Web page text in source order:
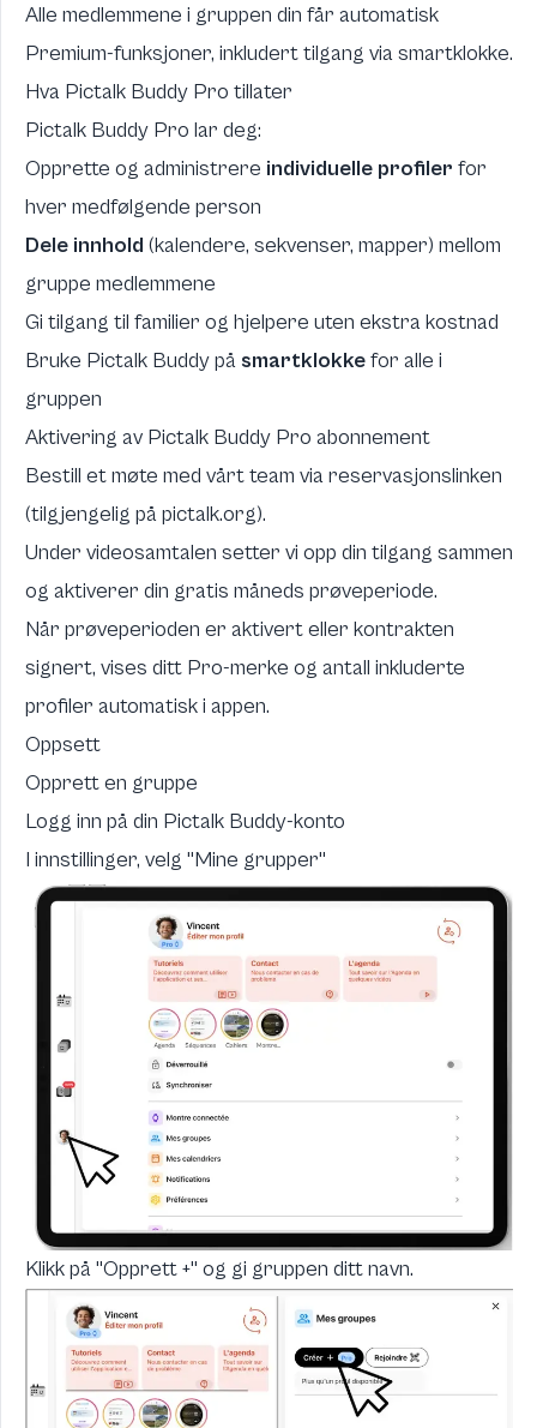
Alle medlemmene i gruppen din får automatisk
Premium-funksjoner, inkludert tilgang via smartklokke.
Hva Pictalk Buddy Pro tillater
Pictalk Buddy Pro lar deg:
Opprette og administrere individuelle profiler for
hver medfølgende person
Dele innhold (kalendere, sekvenser, mapper) mellom
gruppe medlemmene
Gi tilgang til familier og hjelpere uten ekstra kostnad
Bruke Pictalk Buddy på smartklokkefor alle i
gruppen
Aktivering av Pictalk Buddy Pro abonnement
Bestill et møte med vårt team via reservasjonslinken
(tilgjengelig på pictalk.org).
Under videosamtalen setter vi opp din tilgang sammen
og aktiverer din gratis måneds prøveperiode.
Når prøveperioden er aktivert eller kontrakten
signert, vises ditt Pro-merke og antall inkluderte
profiler automatisk i appen.
Oppsett
Opprett en gruppe
Logg inn på din Pictalk Buddy-konto
I innstillinger, velg "Mine grupper"
Klikk på "Opprett +" og gi gruppen ditt navn.